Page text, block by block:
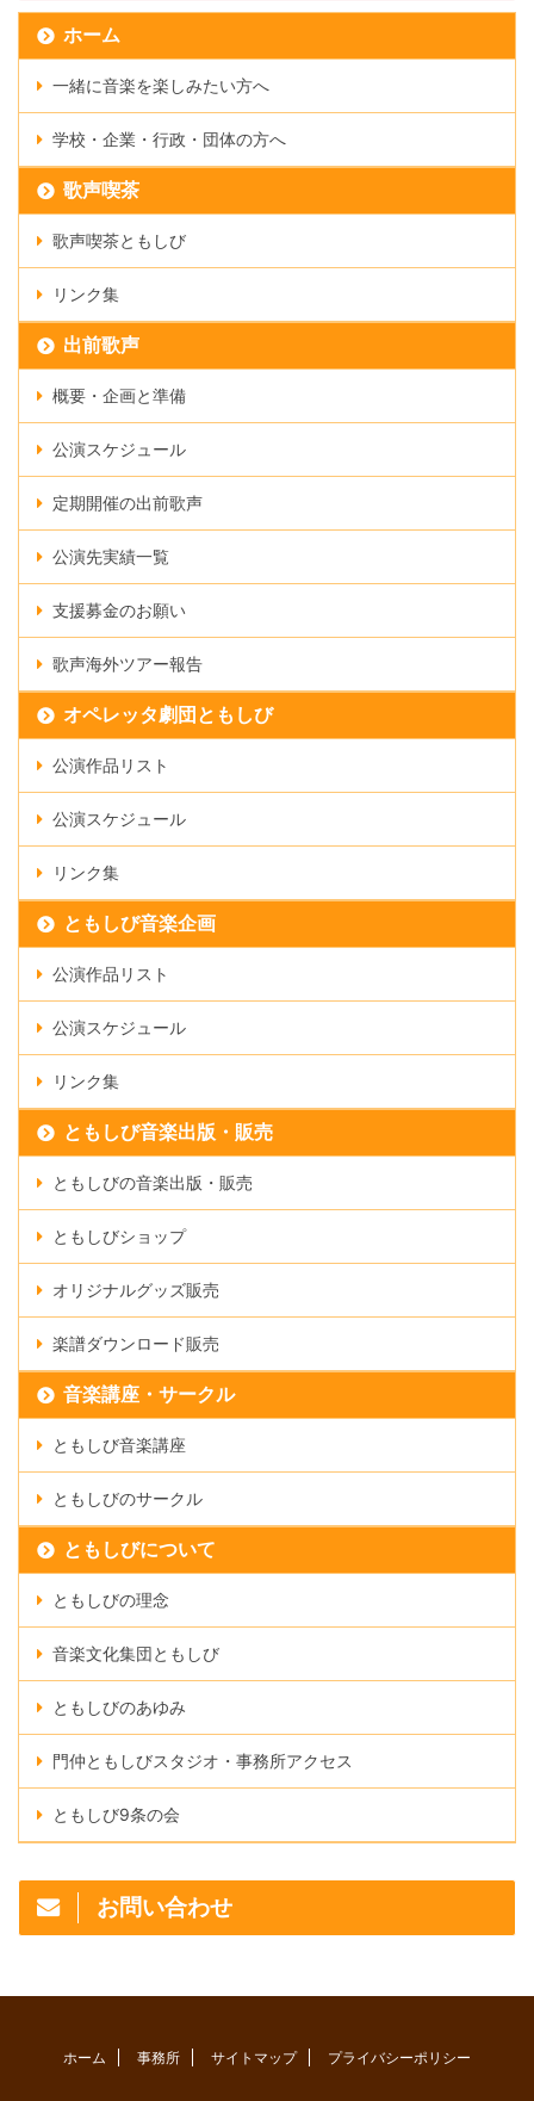
ホーム
一緒に音楽を楽しみたい方へ
学校・企業・行政・団体の方へ
歌声喫茶
歌声喫茶ともしび
リンク集
出前歌声
概要・企画と準備
公演スケジュール
定期開催の出前歌声
公演先実績一覧
支援募金のお願い
歌声海外ツアー報告
オペレッタ劇団ともしび
公演作品リスト
公演スケジュール
リンク集
ともしび音楽企画
公演作品リスト
公演スケジュール
リンク集
ともしび音楽出版・販売
ともしびの音楽出版・販売
ともしびショップ
オリジナルグッズ販売
楽譜ダウンロード販売
音楽講座・サークル
ともしび音楽講座
ともしびのサークル
ともしびについて
ともしびの理念
音楽文化集団ともしび
ともしびのあゆみ
門仲ともしびスタジオ・事務所アクセス
ともしび9条の会
お問い合わせ
ホーム 事務所 サイトマップ プライバシーポリシー